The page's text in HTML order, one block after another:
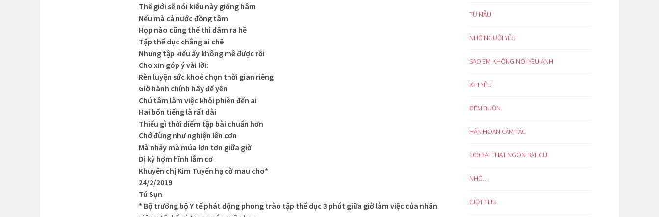
Thế giới sẽ nói kiểu này giống hâm
Nếu mà cả nước đồng tâm
Họp nào cũng thế thì đâm ra hề
Tập thể dục chẳng ai chê
Nhưng tập kiểu ấy không mê được rồi
Cho xin góp ý vài lời:
Rèn luyện sức khoẻ chọn thời gian riêng
Giờ hành chính hãy để yên
Chú tâm làm việc khỏi phiền đến ai
Hai bốn tiếng là rất dài
Thiếu gì thời điểm tập bài chuẩn hơn
Chớ đừng như nghiện lên cơn
Mà nhảy mà múa lơn tơn giữa giờ
Dị kỳ hợm hĩnh lắm cơ
Khuyên chị Kim Tuyến hạ cờ mau cho*
24/2/2019
Tú Sụn
* Bộ trưởng bộ Y tế phát động phong trào tập thể dục 3 phút giữa giờ làm việc của nhân
TỪ MẪU
NHỚ NGƯỜI YÊU
SAO EM KHÔNG NÓI YÊU ANH
KHI YÊU
ĐÊM BUỒN
HÂN HOAN CẢM TÁC
100 BÀI THẤT NGÔN BÁT CÚ
NHỚ…
GIỌT THU